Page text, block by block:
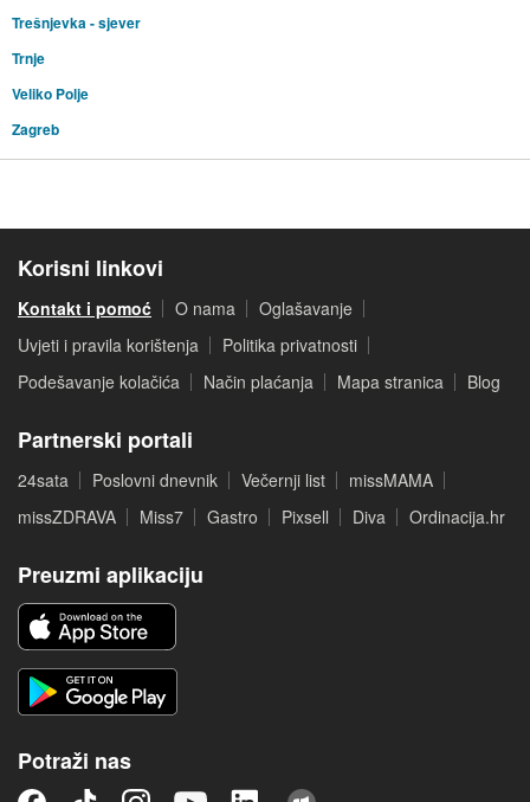
Trešnjevka - sjever
Trnje
Veliko Polje
Zagreb
Korisni linkovi
Kontakt i pomoć O nama
Oglašavanje
Uvjeti i pravila korištenja
Politika privatnosti
Podešavanje kolačića
Način plaćanja Mapa stranica Blog
Partnerski portali
24sata Poslovni dnevnik Večernji list
missMAMA
missZDRAVA
Miss7 Gastro Pixsell Diva Ordinacija.hr
Preuzmi aplikaciju
Potraži nas